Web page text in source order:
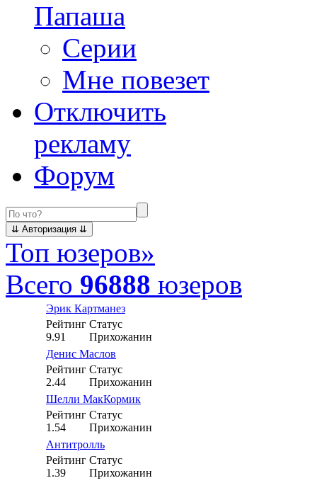
Папаша
Серии
Мне повезет
Отключить
рекламу
Форум
Топ юзеров»
Всего 96888 юзеров
Эрик Картманез
Рейтинг
9.91
Статус
Прихожанин
Денис Маслов
Рейтинг
2.44
Статус
Прихожанин
Шелли МакКормик
Рейтинг
1.54
Статус
Прихожанин
Антитролль
Рейтинг
1.39
Статус
Прихожанин